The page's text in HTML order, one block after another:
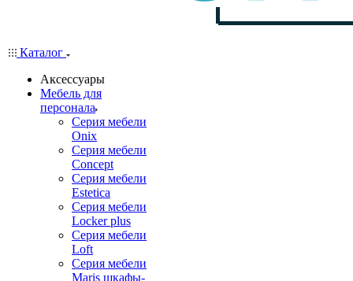
Каталог
Аксессуары
Мебель для
персонала
Серия мебели
Onix
Серия мебели
Concept
Серия мебели
Estetica
Серия мебели
Locker plus
Серия мебели
Loft
Серия мебели
Maris шкафы-